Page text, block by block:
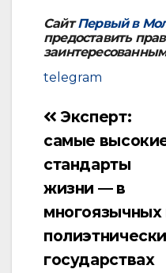
СайтПервый в
предоставить
telegram
Навигация
по
Эксперт:
самые
стандарты
жизни — в
многоязычных
государствах